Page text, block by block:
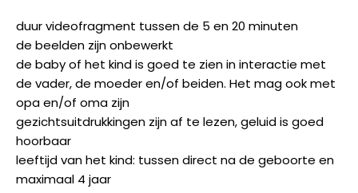
duur videofragment tussen de 5 en 20 minuten
de beelden zijn onbewerkt
de baby of het kind is goed te zien in interactie met
de vader, de moeder en/of beiden. Het mag ook met
opa en/of oma zijn
gezichtsuitdrukkingen zijn af te lezen, geluid is goed
hoorbaar
leeftijd van het kind: tussen direct na de geboorte en
maximaal 4 jaar